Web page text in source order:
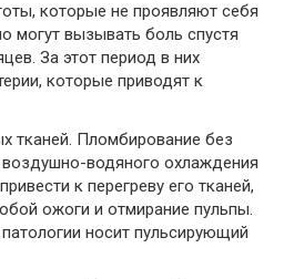
которые не проявляют себя
могут вызывать боль спустя
За этот период в них
которые приводят к
тканей. Пломбирование без
водяного охлаждения
к перегреву его тканей,
ожоги и отмирание пульпы.
носит пульсирующий